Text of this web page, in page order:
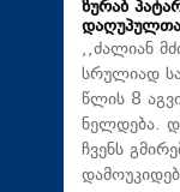
ზურაბ
დაღუპულთა
,,ძალიან
სრულიად
წლის 8
ნელდება.
ჩვენს